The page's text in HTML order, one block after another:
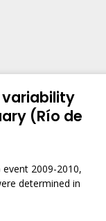
(Río de
event 2009-2010,
determined in